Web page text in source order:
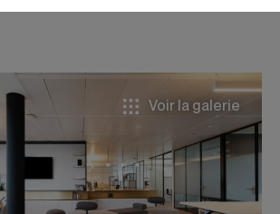
Entreprise
Design & Build
Contractant général
Réalisations
Voir la galerie